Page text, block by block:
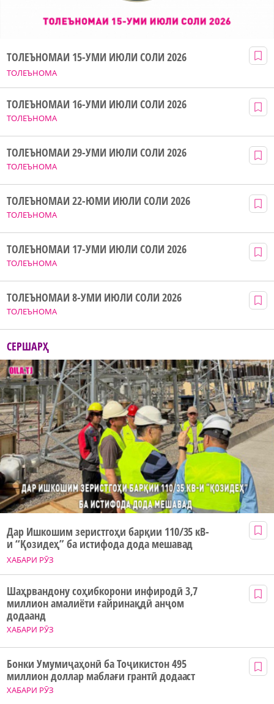
ТОЛЕЪНОМА
ТОЛЕЪНОМАИ 15-УМИ ИЮЛИ СОЛИ 2026
ТОЛЕЪНОМА
ТОЛЕЪНОМАИ 16-УМИ ИЮЛИ СОЛИ 2026
ТОЛЕЪНОМА
ТОЛЕЪНОМАИ 29-УМИ ИЮЛИ СОЛИ 2026
ТОЛЕЪНОМА
ТОЛЕЪНОМАИ 22-ЮМИ ИЮЛИ СОЛИ 2026
ТОЛЕЪНОМА
ТОЛЕЪНОМАИ 17-УМИ ИЮЛИ СОЛИ 2026
ТОЛЕЪНОМА
ТОЛЕЪНОМАИ 8-УМИ ИЮЛИ СОЛИ 2026
СЕРШАРҲ
ХАБАРИ РӮЗ
Дар Ишкошим зеристгоҳи барқии 110/35 кВ-
и “Қозидеҳ” ба истифода дода мешавад
ХАБАРИ РӮЗ
Шаҳрвандону соҳибкорони инфиродӣ 3,7
миллион амалиёти ғайринақдӣ анҷом
додаанд
ХАБАРИ РӮЗ
Бонки Умумиҷаҳонӣ ба Тоҷикистон 495
миллион доллар маблағи грантӣ додааст